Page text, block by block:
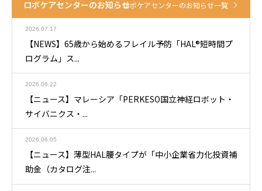
ロボケアセンターのお知らせロボケアセンターのお知らせ一覧
2026.07.17
【NEWS】65歳から始めるフレイル予防「HAL®短時間プ
ログラム」ス...
2026.06.22
【ニュース】マレーシア「PERKESO国立神経ロボット・
サイバニクス・...
2026.06.05
【ニュース】薄型HAL腰タイプが「中小企業省力化投資補
助金（カタログ注...